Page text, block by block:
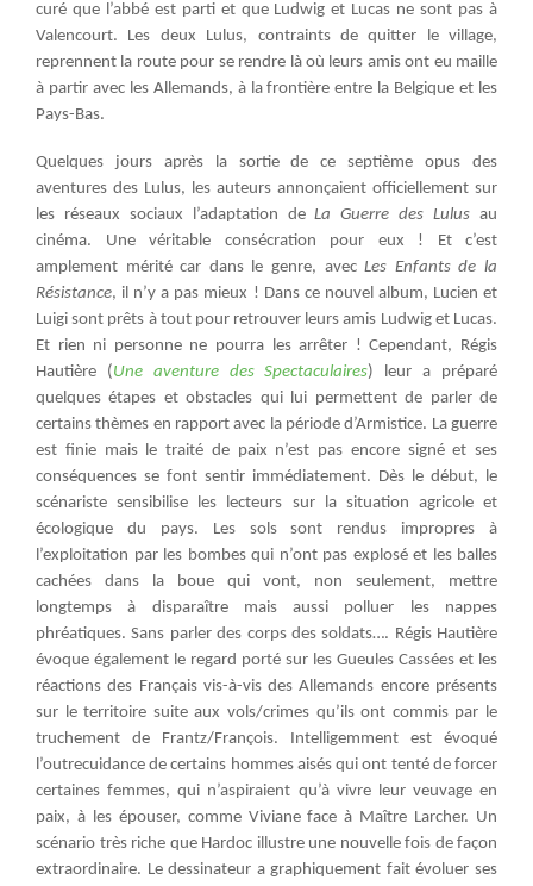
curé que l’abbé est parti et que Ludwig et Lucas ne sont pas à
Valencourt. Les deux Lulus, contraints de quitter le village,
reprennent la route pour se rendre là où leurs amis ont eu maille
à partir avec les Allemands, à la frontière entre la Belgique et les
Pays-Bas.
Quelques jours après la sortie de ce septième opus des
aventures des Lulus, les auteurs annonçaient officiellement sur
les réseaux sociaux l’adaptation deLa Guerre des Lulus au
cinéma. Une véritable consécration pour eux ! Et c’est
amplement mérité car dans le genre, avecLes Enfants de la
Résistance, il n’y a pas mieux ! Dans ce nouvel album, Lucien et
Luigi sont prêts à tout pour retrouver leurs amis Ludwig et Lucas.
Et rien ni personne ne pourra les arrêter ! Cependant, Régis
Hautière (Une aventure des Spectaculaires) leur a préparé
quelques étapes et obstacles qui lui permettent de parler de
certains thèmes en rapport avec la période d’Armistice. La guerre
est finie mais le traité de paix n’est pas encore signé et ses
conséquences se font sentir immédiatement. Dès le début, le
scénariste sensibilise les lecteurs sur la situation agricole et
écologique du pays. Les sols sont rendus impropres à
l’exploitation par les bombes qui n’ont pas explosé et les balles
cachées dans la boue qui vont, non seulement, mettre
longtemps à disparaître mais aussi polluer les nappes
phréatiques. Sans parler des corps des soldats…. Régis Hautière
évoque également le regard porté sur les Gueules Cassées et les
réactions des Français vis-à-vis des Allemands encore présents
sur le territoire suite aux vols/crimes qu’ils ont commis par le
truchement de Frantz/François. Intelligemment est évoqué
l’outrecuidance de certains hommes aisés qui ont tenté de forcer
certaines femmes, qui n’aspiraient qu’à vivre leur veuvage en
paix, à les épouser, comme Viviane face à Maître Larcher. Un
scénario très riche que Hardoc illustre une nouvelle fois de façon
extraordinaire. Le dessinateur a graphiquement fait évoluer ses